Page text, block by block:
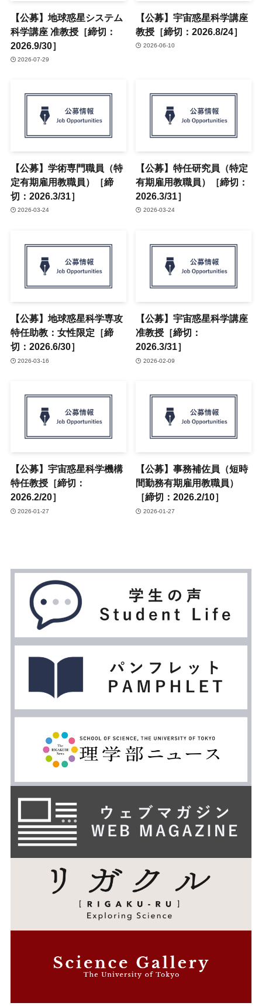
【公募】地球惑星システム
科学講座 准教授［締切：
2026.9/30］
2026-07-29
【公募】宇宙惑星科学講座
教授［締切：2026.8/24］
2026-06-10
【公募】学術専門職員（特
定有期雇用教職員）［締
切：2026.3/31］
2026-03-24
【公募】特任研究員（特定
有期雇用教職員）［締切：
2026.3/31］
2026-03-24
【公募】地球惑星科学専攻
特任助教：女性限定［締
切：2026.6/30］
2026-03-16
【公募】宇宙惑星科学講座
准教授［締切：
2026.3/31］
2026-02-09
【公募】宇宙惑星科学機構
特任教授［締切：
2026.2/20］
2026-01-27
【公募】事務補佐員（短時
間勤務有期雇用教職員）
［締切：2026.2/10］
2026-01-27